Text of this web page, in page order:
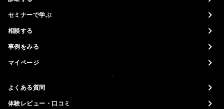
セミナーで学ぶ
相談する
事例をみる
マイページ
よくある質問
体験レビュー・口コミ